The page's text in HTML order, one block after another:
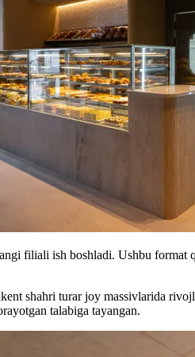
filiali ish boshladi. Ushbu format
shahri turar joy massivlarida
talabiga tayangan.